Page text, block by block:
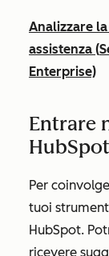
Analizzare
assistenza (
Enterprise)
Entrare
HubSpot
Per
tuoi
HubSpot.
ricevere